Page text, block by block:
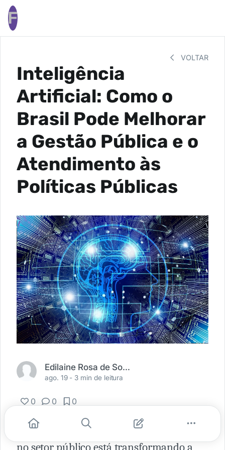
F
VOLTAR
Inteligência
Artificial: Como o
Brasil Pode Melhorar
a Gestão Pública e o
Atendimento às
Políticas Públicas
Edilaine Rosa de Sousa Matos
ago. 19 - 3 min de leitura
0 0 0
A aplicação da Inteligência Artificial (IA)